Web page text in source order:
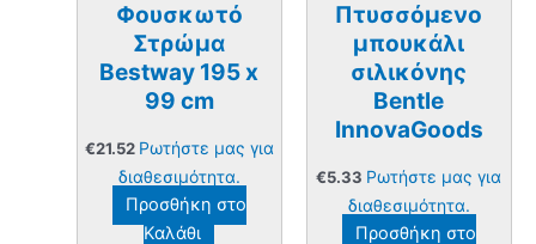
Φουσκωτό
Στρώμα
Bestway 195 x
99 cm
€21.52 Ρωτήστε μας για
διαθεσιμότητα.
Προσθήκη στο
Καλάθι
Πτυσσόμενο
μπουκάλι
σιλικόνης
Bentle
InnovaGoods
€5.33 Ρωτήστε μας για
διαθεσιμότητα.
Προσθήκη στο